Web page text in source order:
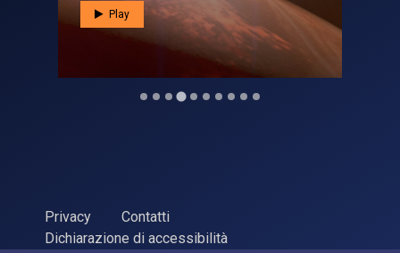
Play
Privacy
Contatti
Dichiarazione di accessibilità